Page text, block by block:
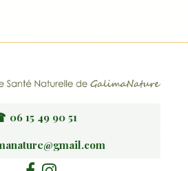
06 15 49 90 51